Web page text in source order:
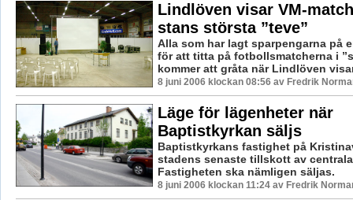
Lindlöven visar VM-
stans största ”teve”
Alla som har lagt sparpengarna på
för att titta på fotbollsmatcherna i
kommer att gråta när Lindlöven
8 juni 2006 klockan 08:56 av Fredrik
Läge för lägenheter när
Baptistkyrkan säljs
Baptistkyrkans fastighet på
stadens senaste tillskott av
Fastigheten ska nämligen säljas.
8 juni 2006 klockan 11:24 av Fredrik